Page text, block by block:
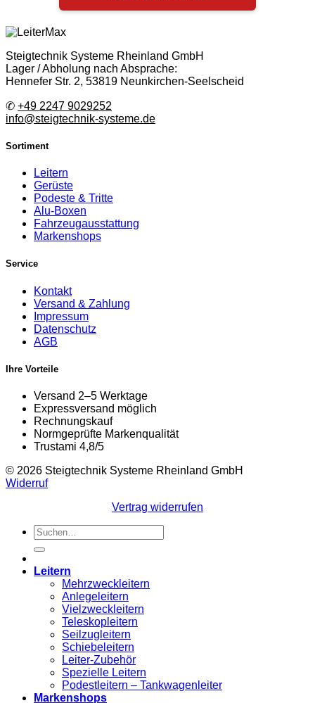
Steigtechnik Systeme Rheinland GmbH
Lager / Abholung nach Absprache:
Hennefer Str. 2, 53819 Neunkirchen-Seelscheid
✆ +49 2247 9029252
info@steigtechnik-systeme.de
Sortiment
Leitern
Gerüste
Podeste & Tritte
Alu-Boxen
Fahrzeugausstattung
Markenshops
Service
Kontakt
Versand & Zahlung
Impressum
Datenschutz
AGB
Ihre Vorteile
Versand 2–5 Werktage
Expressversand möglich
Rechnungskauf
Normgeprüfte Markenqualität
Trustami 4,8/5
© 2026 Steigtechnik Systeme Rheinland GmbH
Widerruf
Vertrag widerrufen
Suchen
nach:
Leitern
Mehrzweckleitern
Anlegeleitern
Vielzweckleitern
Teleskopleitern
Seilzugleitern
Schiebeleitern
Leiter-Zubehör
Spezielle Leitern
Podestleitern – Tankwagenleiter
Markenshops